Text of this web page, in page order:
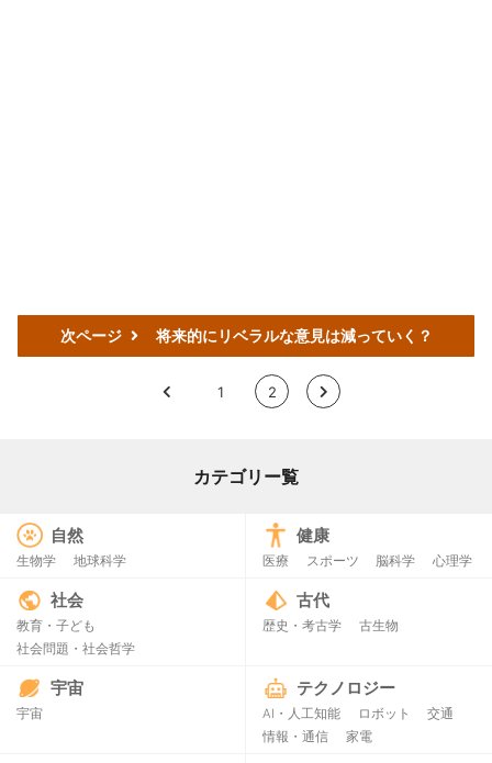
次ページ 将来的にリベラルな意見は減っていく？
< 1 2 >
カテゴリー覧
自然
生物学 地球科学
健康
医療 スポーツ 脳科学 心理学
社会
教育・子ども
社会問題・社会哲学
古代
歴史・考古学 古生物
宇宙
宇宙
テクノロジー
AI・人工知能 ロボット
交通
情報・通信
家電